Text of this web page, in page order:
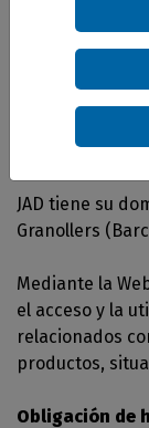
Aviso Legal y
Este aviso e
SOLUCIONS
pone a
JAD tiene su
Granollers
Mediante la
el acceso y la
relacionados
productos,
Obligación de